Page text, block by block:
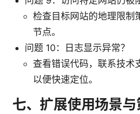
检查目标网站的地理限制
节点。
问题 10：日志显示异常？
查看错误代码，联系技术
以便快速定位。
七、扩展使用场景与